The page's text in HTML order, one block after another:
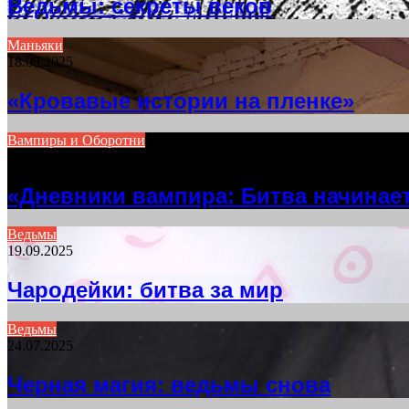
Ведьмы: секреты веков
Маньяки
18.09.2025
«Кровавые истории на пленке»
Вампиры и Оборотни
«Дневники вампира: Битва
Ведьмы
19.09.2025
Чародейки: битва за мир
Ведьмы
24.07.2025
Черная магия: ведьмы снова